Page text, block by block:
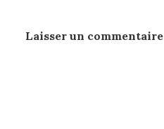
Laisser un commentaire